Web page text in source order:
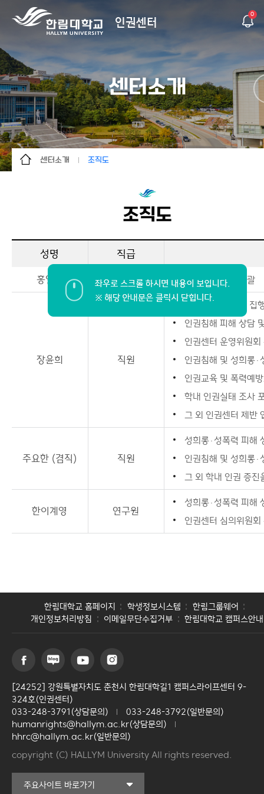
인권센터
0
센터소개
센터소개
교육
자료실
사이트맵
조직도
이용안내
조직도
성명 직급
홍일선 센터장 인권센터 업무 총괄
장윤희 직원
사업 예산운영 및 집
인권침해 피해 상담
인권센터 운영위원
인권침해 및 성희롱·
인권교육 및 폭력예
학내 인권실태 조사
그 외 인권센터 제반
주요한 (겸직) 직원
성희롱·성폭력 피해
인권침해 및 성희롱·
그 외 학내 인권 증진
한이계영 연구원
성희롱·성폭력 피해
인권센터 심의위원회
한림대학교 홈페이지 학생정보시스템
한림그룹웨어
개인정보처리방침
이메일무단수집거부 한림대학교 캠퍼스안내
[24252] 강원특별자치도 춘천시 한림대학길1 캠퍼스라이프센터 9-
324호(인권센터)
033-248-3791(상담문의)
033-248-3792(일반문의)
humanrights@hallym.ac.kr(상담문의)
hhrc@hallym.ac.kr(일반문의)
copyright (C) HALLYM University All rights reserved.
주요사이트 바로가기
커뮤니티교육원